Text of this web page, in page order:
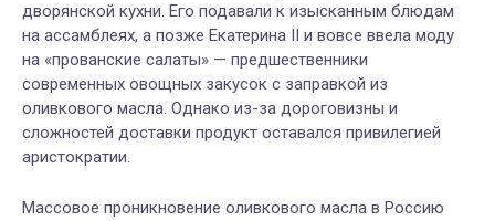
дворянской кухни. Его подавали к изысканным блюдам
на ассамблеях, а позже Екатерина II и вовсе ввела моду
на «прованские салаты» — предшественники
современных овощных закусок с заправкой из
оливкового масла. Однако из-за дороговизны и
сложностей доставки продукт оставался привилегией
аристократии.
Массовое проникновение оливкового масла в Россию